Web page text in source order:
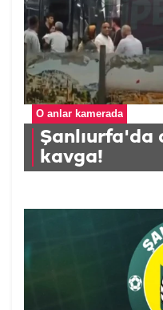
O anlar kamerada
kavga!